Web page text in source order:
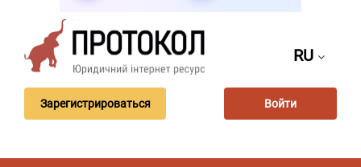
RU
Зарегистрироваться Войти